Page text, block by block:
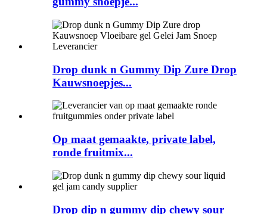
Drop dunk n Gummy Dip Zure Drop
Kauwsnoepjes...
Op maat gemaakte, private label,
ronde fruitmix...
Drop dip n gummy dip chewy sour